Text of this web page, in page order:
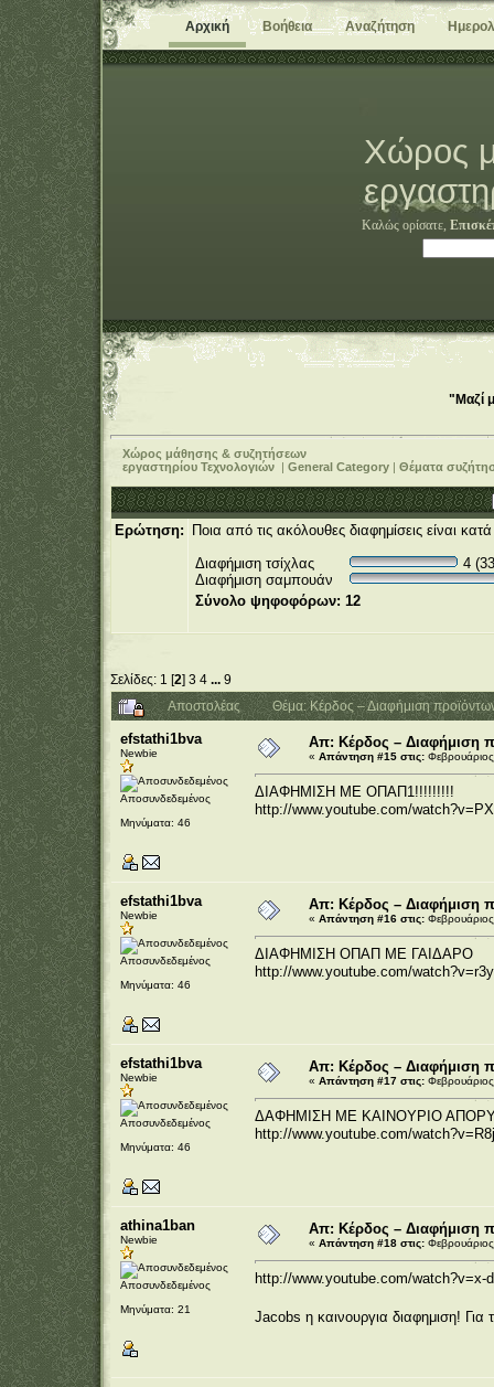
Αρχική Βοήθεια Αναζήτηση
Χώρος
Καλώς ορίσατε,
"Μαζί
Χώρος μάθησης & συζητήσεων
εργαστηρίου Τεχνολογιών |General Category |Θέματα
Ερώτηση:
Ποια από τις ακόλουθες διαφημίσεις είναι
Διαφήμιση τσίχλας
4
Διαφήμιση σαμπουάν
Σύνολο ψηφοφόρων: 12
Σελίδες: 1 [2] 3 4 ... 9
Αποστολέας
Θέμα: Κέρδος – Διαφήμιση
efstathi1bva
Newbie
Αποσυνδεδεμένος
Μηνύματα: 46
Απ: Κέρδος – Διαφήμιση
« Απάντηση #15 στις:
ΔΙΑΦΗΜΙΣΗ ΜΕ ΟΠΑΠ1!!!!!!!!!
http://www.youtube.com/
efstathi1bva
Newbie
Αποσυνδεδεμένος
Μηνύματα: 46
Απ: Κέρδος – Διαφήμιση
« Απάντηση #16 στις:
ΔΙΑΦΗΜΙΣΗ ΟΠΑΠ ΜΕ ΓΑΙΔΑΡΟ
http://www.youtube.com/
efstathi1bva
Newbie
Αποσυνδεδεμένος
Μηνύματα: 46
Απ: Κέρδος – Διαφήμιση
« Απάντηση #17 στις:
ΔΑΦΗΜΙΣΗ ΜΕ ΚΑΙΝΟΥΡΙΟ
http://www.youtube.com/
athina1ban
Newbie
Αποσυνδεδεμένος
Μηνύματα: 21
Απ: Κέρδος – Διαφήμιση
« Απάντηση #18 στις:
http://www.youtube.com/watch?v=x-
Jacobs η καινουργια διαφημιση!